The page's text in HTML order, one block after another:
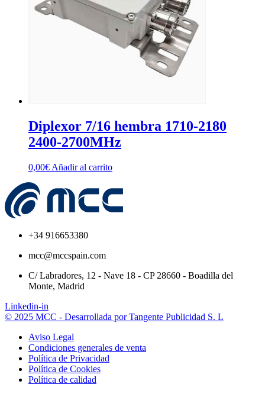
Diplexor 7/16 hembra 1710-2180
2400-2700MHz
0,00€ Añadir al carrito
+34 916653380
mcc@mccspain.com
C/ Labradores, 12 - Nave 18 - CP 28660 - Boadilla del
Monte, Madrid
Linkedin-in
© 2025 MCC - Desarrollada por Tangente Publicidad S. L
Aviso Legal
Condiciones generales de venta
Política de Privacidad
Política de Cookies
Política de calidad